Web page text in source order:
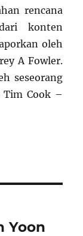
rencana
konten
oleh
A Fowler.
seseorang
Tim Cook –
Yoon